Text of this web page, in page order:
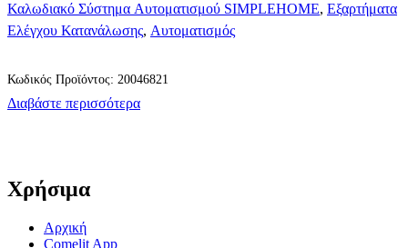
Καλωδιακό Σύστημα Αυτοματισμού SIMPLEHOME, Εξαρτήματα
Ελέγχου Κατανάλωσης, Αυτοματισμός
Διαβάστε περισσότερα
Κωδικός Προϊόντος: 20046821
Χρήσιμα
Αρχική
Comelit App